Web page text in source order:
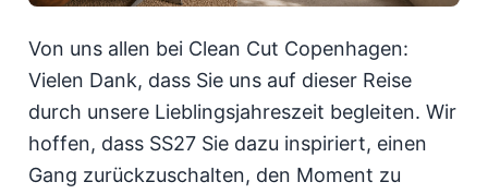
Von uns allen bei Clean Cut Copenhagen:
Vielen Dank, dass Sie uns auf dieser Reise
durch unsere Lieblingsjahreszeit begleiten. Wir
hoffen, dass SS27 Sie dazu inspiriert, einen
Gang zurückzuschalten, den Moment zu